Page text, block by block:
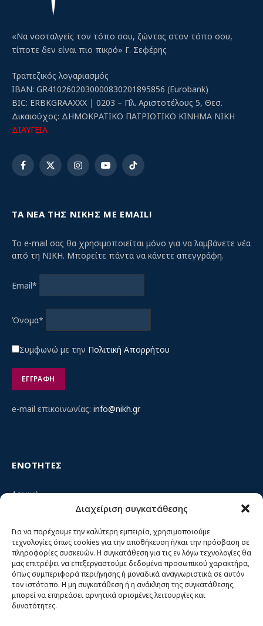
Διαχείριση συγκατάθεσης
Για να παρέχουμε την καλύτερη εμπειρία, χρησιμοποιούμε
τεχνολογίες όπως cookies για την αποθήκευση ή/και την πρόσβαση σε
πληροφορίες συσκευών. Η συγκατάθεση για τις εν λόγω τεχνολογίες θα
μας επιτρέψει να επεξεργαστούμε δεδομένα προσωπικού χαρακτήρα,
όπως συμπεριφορά περιήγησης ή μοναδικά αναγνωριστικά σε αυτόν
τον ιστότοπο. Η μη συγκατάθεση ή η ανάκληση της συγκατάθεσης,
μπορεί να επηρεάσει αρνητικά ορισμένες λειτουργίες και
δυνατότητες.
«Να νοσταλγείς τον τόπο σου, ζώντας στον τόπο σου,
τίποτε δεν είναι πιο πικρό» Γ. Σεφέρης
Τραπεζικός λογαριασμός
IBAN: GR4102602030000830201895856 (Eurobank)
BIC: ERBKGRAAXXX | 0203 – Πλ. Αριστοτέλους 5, Θεσ.
Δικαιούχος: ΔΗΜΟΚΡΑΤΙΚΟ ΠΑΤΡΙΩΤΙΚΟ ΚΙΝΗΜΑ ΝΙΚΗ
ΔΙΑΥΓΕΙΑ
Facebook
X
InstagramYouTubeTikTok
ΤΑ ΝΕΑ ΤΗΣ ΝΙΚΗΣ ΜΕ EMAIL!
Το e-mail σας θα χρησιμοποιείται μόνο για να λαμβάνετε νέα
από τη ΝΙΚΗ. Μπορείτε πάντα να κάνετε απεγγράφη.
Email*
Όνομα*
Συμφωνώ με την Πολιτική Απορρήτου
e-mail επικοινωνίας: info@nikh.gr
ΕΝΟΤΗΤΕΣ
Αρχική
Κίνημα ΝΙΚΗ – Ποιοι είμαστε, αρχές & δράση
Θέσεις
Πρόσωπα
Όργανα και ομάδες
Βίντεο
Δελτία Τύπου